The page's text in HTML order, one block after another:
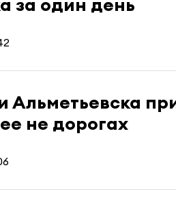
Альметьевска
не дорогах